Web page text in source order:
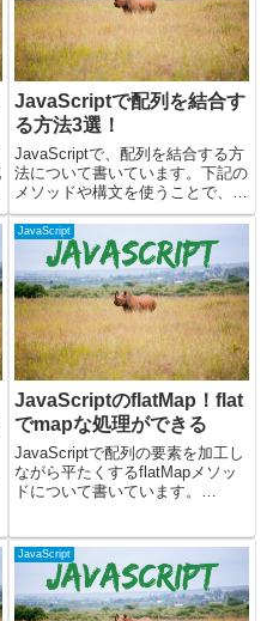
JavaScriptで配列を結合す
る方法3選！
JavaScriptで、配列を結合する方
法について書いています。下記の
メソッドや構文を使うことで、配
列を結合することが可能です。・
スプレッド構文・concatメソッ
ド・pushメソッドそれぞれにつ
いて、次項から詳しくみていきま
す。スプレッド...
JavaScript
JavaScriptのflatMap！flat
でmapな処理ができる
JavaScriptで配列の要素を加工し
ながら平たくするflatMapメソッ
ドについて書いています。
ようなもので、配列の各要素を変
換し、その結果を1つの新しい配
列にまと...
JavaScript